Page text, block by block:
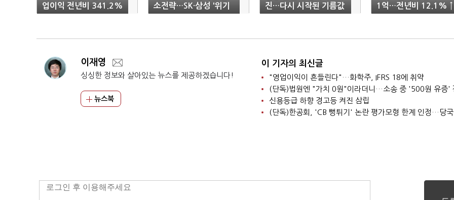
업이익 전년비 341.2%
↑
소전략…SK·삼성 '위기
속 기회'
진…다시 시작된 기름값
눈치전
1억…전년비 12.1% ↑
이재영
싱싱한 정보와 살아있는 뉴스를 제공하겠습니다!
뉴스북
이 기자의 최신글
"영업이익이 흔들린다"…화학주, IFRS 18에 취약
신용등급 하향 경고등 켜진 삼립